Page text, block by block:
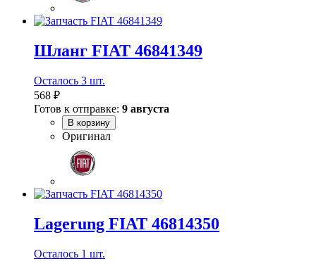
Шланг FIAT 46841349
Осталось 3 шт.
568 ₽
Готов к отправке: 9 августа
В корзину
Оригинал
Lagerung FIAT 46814350
Осталось 1 шт.